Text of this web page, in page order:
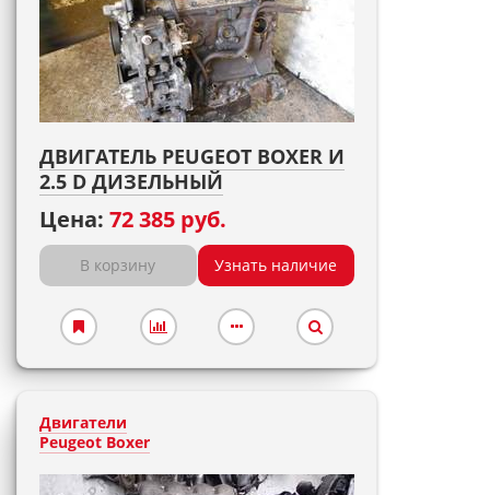
ДВИГАТЕЛЬ PEUGEOT BOXER И
2.5 D ДИЗЕЛЬНЫЙ
Цена: 72 385 руб.
В корзину Узнать наличие
Двигатели
Peugeot Boxer